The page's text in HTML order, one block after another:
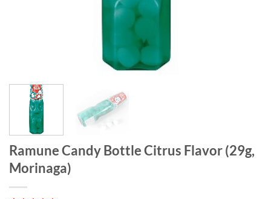
Ramune Candy Bottle Citrus Flavor (29g,
Morinaga)